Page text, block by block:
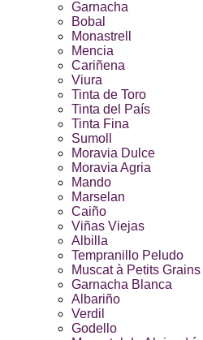
Garnacha
Bobal
Monastrell
Mencia
Cariñena
Viura
Tinta de Toro
Tinta del País
Tinta Fina
Sumoll
Moravia Dulce
Moravia Agria
Mando
Marselan
Caiño
Viñas Viejas
Albilla
Tempranillo Peludo
Muscat à Petits Grains
Garnacha Blanca
Albariño
Verdil
Godello